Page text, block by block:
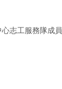
志工服務隊成員